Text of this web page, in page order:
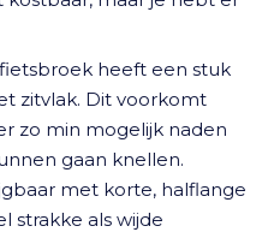
heeft een stuk
zitvlak. Dit voorkomt
zo min mogelijk naden
gaan knellen.
met korte, halflange
strakke als wijde